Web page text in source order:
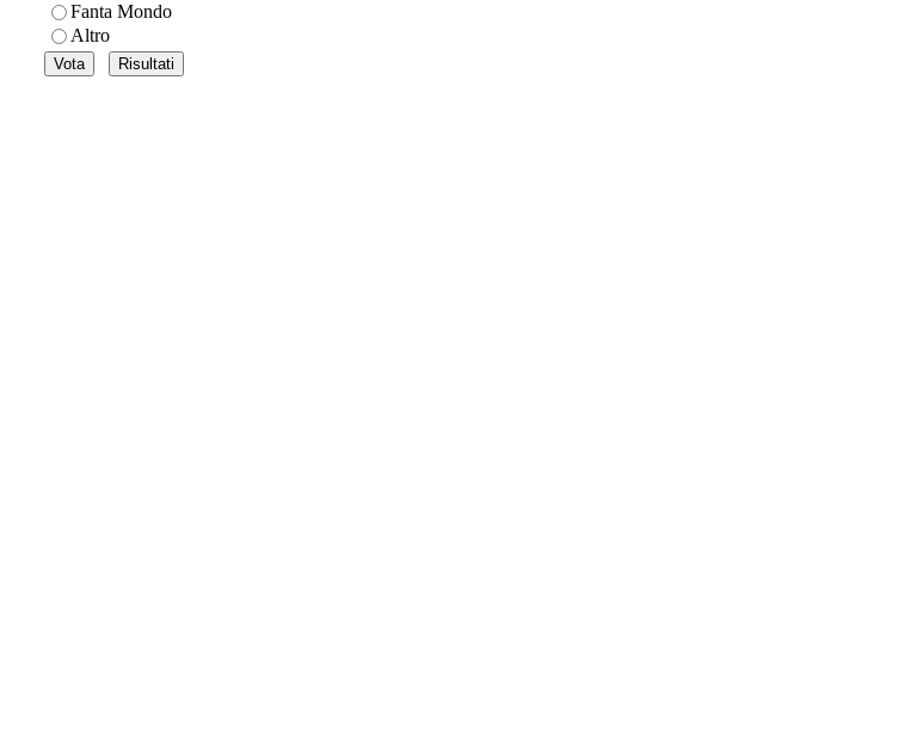
Fanta Mondo
Altro